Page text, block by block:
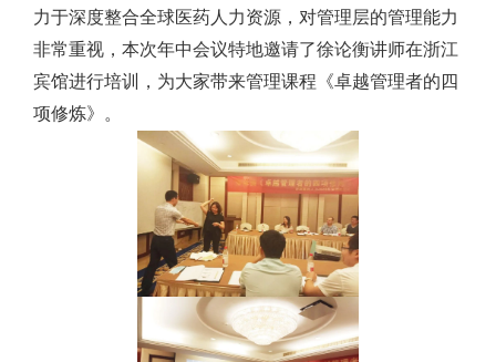
力于深度整合全球医药人力资源，对管理层的管理能力
非常重视，本次年中会议特地邀请了徐论衡讲师在浙江
宾馆进行培训 ，为大家带来管理课程 《卓越管理者的四
项修炼》。